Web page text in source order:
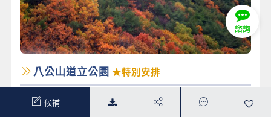
候補
八公山道立公園 ★特別安排
賞楓走到腿軟？何時旅遊讓你輕鬆「楓」頂不費力！我們
諮詢